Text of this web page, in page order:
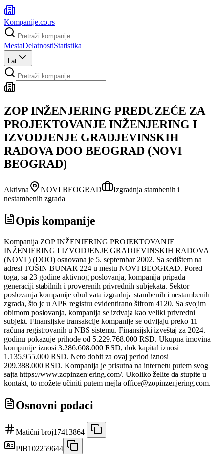
Kompanije.co.rs
MestaDelatnostiStatistika
Lat
ZOP INŽENJERING PREDUZEĆE ZA
PROJEKTOVANJE INŽENJERING I
IZVODJENJE GRADJEVINSKIH
RADOVA DOO BEOGRAD (NOVI
BEOGRAD)
Aktivna NOVI BEOGRAD
Izgradnja stambenih i
nestambenih zgrada
Opis kompanije
Kompanija ZOP INŽENJERING PROJEKTOVANJE
INŽENJERING I IZVODJENJE GRADJEVINSKIH RADOVA
(NOVI ) (DOO) osnovana je 5. septembar 2002. Sa sedištem na
adresi TOŠIN BUNAR 224 u mestu NOVI BEOGRAD. Pored
toga, sa 23 godine aktivnog poslovanja, kompanija pripada
generaciji stabilnih i proverenih privrednih subjekata. Sektor
poslovanja kompanije obuhvata izgradnja stambenih i nestambenih
zgrada, što je u APR registru evidentirano šifrom 4120. Sa svojim
obimom poslovanja, kompanija se izdvaja kao veliki privredni
subjekt. Finansijske transakcije kompanije se odvijaju preko 11
računa registrovanih u NBS sistemu. Finansijski izveštaj za 2024.
godinu pokazuje prihode od 5.229.768.000 RSD. Ukupna imovina
kompanije iznosi 3.286.608.000 RSD, dok kapital iznosi
1.135.955.000 RSD. Neto dobit za ovaj period iznosi
209.388.000 RSD. Kompanija je prisutna na internetu putem svog
sajta https://www.zopinzenjering.com/. Ukoliko želite da stupite u
kontakt, to možete učiniti putem mejla office@zopinzenjering.com.
Osnovni podaci
Matični broj17413864
PIB102259644